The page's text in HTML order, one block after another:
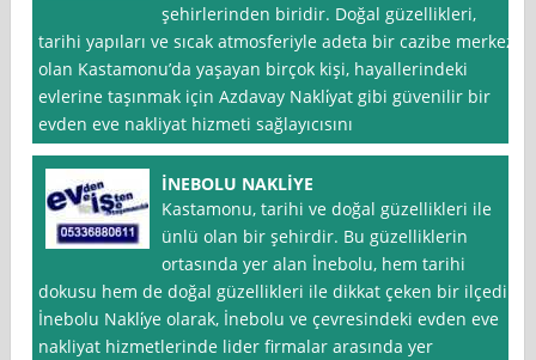
şehirlerinden biridir. Doğal güzellikleri,
tarihi yapıları ve sıcak atmosferiyle adeta bir cazibe merkezi
olan Kastamonu’da yaşayan birçok kişi, hayallerindeki
evlerine taşınmak için Azdavay Nakli̇yat gibi güvenilir bir
evden eve nakliyat hizmeti sağlayıcısını
İNEBOLU NAKLİYE
Kastamonu, tarihi ve doğal güzellikleri ile
ünlü olan bir şehirdir. Bu güzelliklerin
ortasında yer alan İnebolu, hem tarihi
dokusu hem de doğal güzellikleri ile dikkat çeken bir ilçedir.
İnebolu Nakli̇ye olarak, İnebolu ve çevresindeki evden eve
nakliyat hizmetlerinde lider firmalar arasında yer